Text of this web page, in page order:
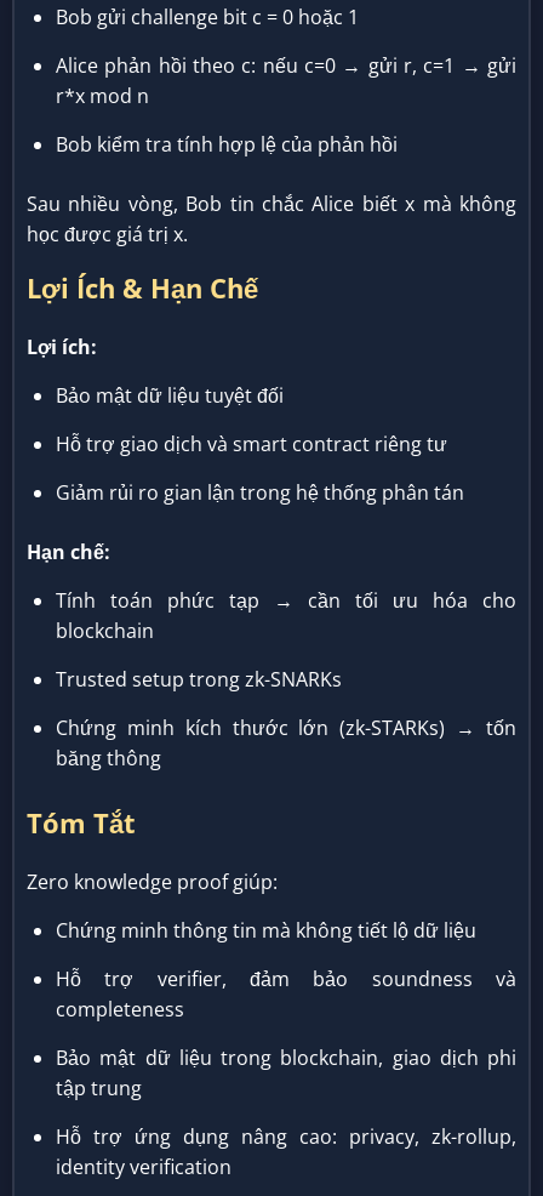
Bob gửi challenge bit c = 0 hoặc 1
Alice phản hồi theo c: nếu c=0 → gửi r, c=1 → gửi
r*x mod n
Bob kiểm tra tính hợp lệ của phản hồi
Sau nhiều vòng, Bob tin chắc Alice biết x mà không
học được giá trị x.
Lợi Ích & Hạn Chế
Lợi ích:
Bảo mật dữ liệu tuyệt đối
Hỗ trợ giao dịch và smart contract riêng tư
Giảm rủi ro gian lận trong hệ thống phân tán
Hạn chế:
Tính toán phức tạp → cần tối ưu hóa cho
blockchain
Trusted setup trong zk-SNARKs
Chứng minh kích thước lớn (zk-STARKs) → tốn
băng thông
Tóm Tắt
Zero knowledge proof giúp:
Chứng minh thông tin mà không tiết lộ dữ liệu
Hỗ trợ verifier, đảm bảo soundness và
completeness
Bảo mật dữ liệu trong blockchain, giao dịch phi
tập trung
Hỗ trợ ứng dụng nâng cao: privacy, zk-rollup,
identity verification